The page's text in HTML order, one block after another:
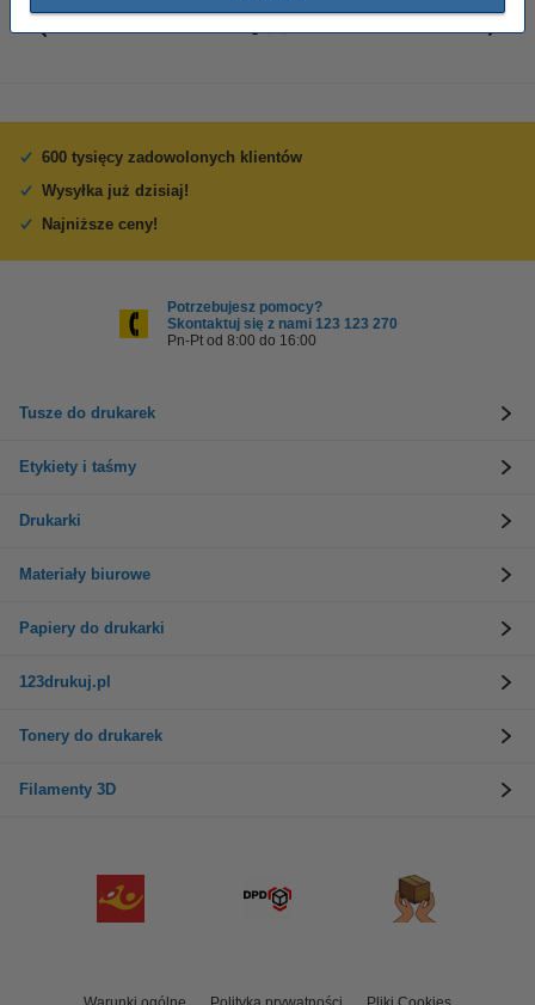
600 tysięcy zadowolonych klientów
Wysyłka już dzisiaj!
Najniższe ceny!
Potrzebujesz pomocy?
Skontaktuj się z nami 123 123 270
Pn-Pt od 8:00 do 16:00
Tusze do drukarek
Etykiety i taśmy
Drukarki
Materiały biurowe
Papiery do drukarki
123drukuj.pl
Tonery do drukarek
Filamenty 3D